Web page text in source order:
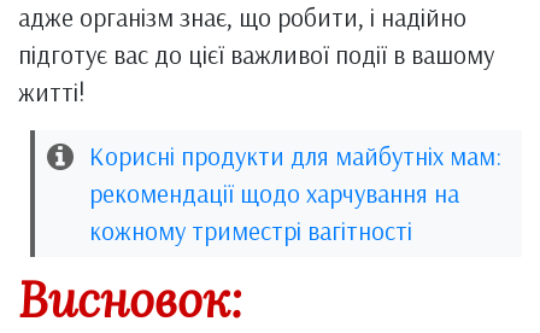
адже організм знає, що робити, і надійно
підготує вас до цієї важливої події в вашому
житті!
Корисні продукти для майбутніх мам:
рекомендації щодо харчування на
кожному триместрі вагітності
Висновок: